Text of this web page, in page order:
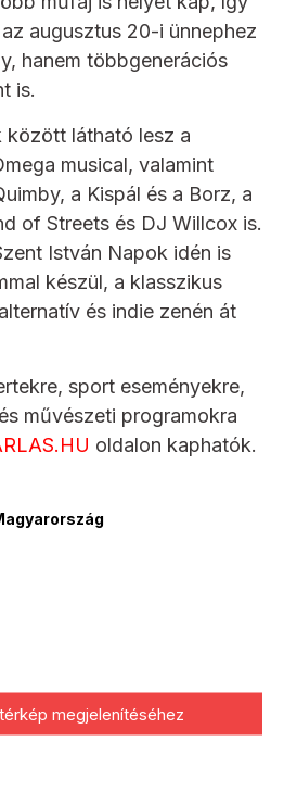
augusztus 20-i ünnephez
hanem többgenerációs
is.
látható lesz a
musical, valamint
a Kispál és a Borz, a
of Streets és DJ Willcox is.
István Napok idén is
készül, a klasszikus
és indie zenén át
sport eseményekre,
művészeti programokra
oldalon kaphatók.
megjelenítéséhez